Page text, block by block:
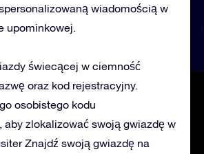
wiadomością w
upominkowej.
świecącej w ciemność
oraz kod rejestracyjny.
osobistego kodu
aby zlokalizować swoją gwiazdę w
Znajdź swoją gwiazdę na